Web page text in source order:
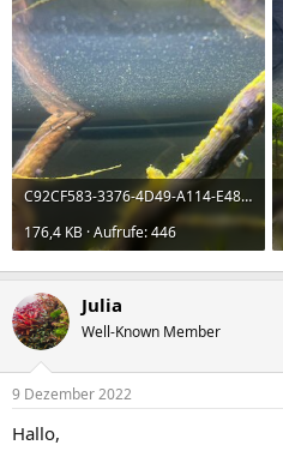
C92CF583-3376-4D49-A114-E48D72695F51.jpeg
176,4 KB · Aufrufe: 446
Julia
Well-Known Member
9 Dezember 2022
Hallo,